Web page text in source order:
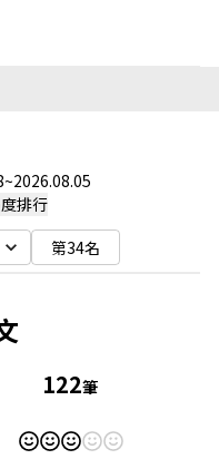
~2026.08.05
排行
第34名
122筆